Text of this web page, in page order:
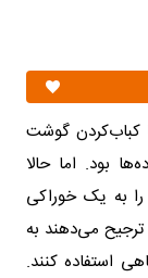
کباب‌کردن گوشت
بود. اما حالا
به یک خوراکی
می‌دهند به
استفاده کنند.